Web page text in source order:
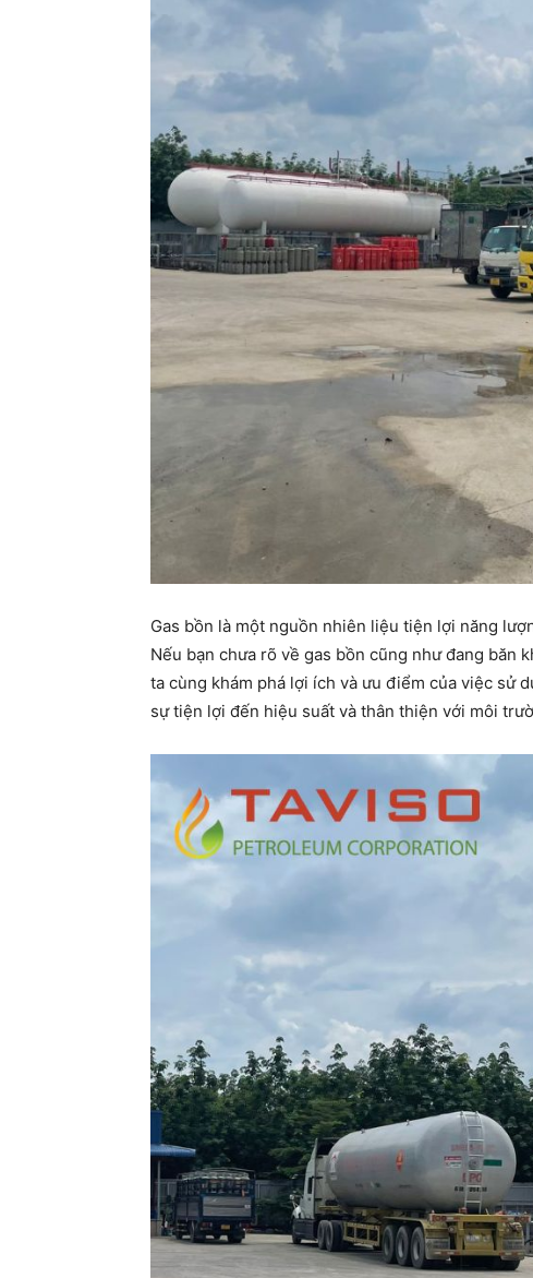
Gas bồn là một nguồn nhiên liệu tiện lợi năng
Nếu bạn chưa rõ về gas bồn cũng như đang băn
ta cùng khám phá lợi ích và ưu điểm của việc sử
sự tiện lợi đến hiệu suất và thân thiện với môi